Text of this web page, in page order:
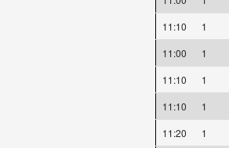
11:10
1
11:00
1
11:10
1
11:10
1
11:20
1